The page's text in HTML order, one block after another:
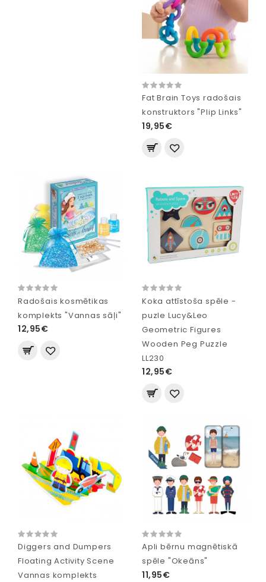
Fat Brain Toys radošais
konstruktors "Plip Links"
19,95€
Radošais kosmētikas
komplekts "Vannas sāļi"
12,95€
Koka attīstoša spēle -
puzle Lucy&Leo
Geometric Figures
Wooden Peg Puzzle
LL230
12,95€
Diggers and Dumpers
Floating Activity Scene
Vannas komplekts
Apli bērnu magnētiskā
spēle "Okeāns"
11,95€